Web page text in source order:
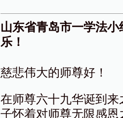
山东省青岛市一学法
乐！
慈悲伟大的师尊好！
在师尊六十九华诞到
子怀着对师尊无限感